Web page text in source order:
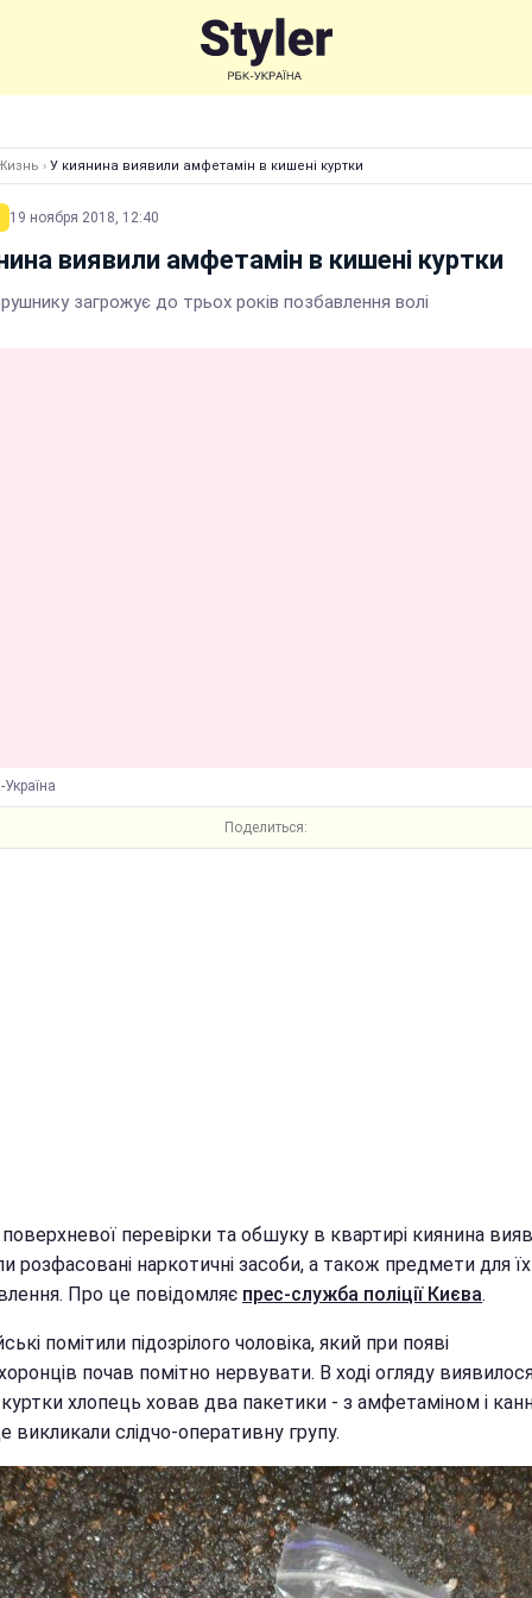
› У киянина виявили амфетамін в кишені куртки
19 ноября 2018, 12:40
виявили амфетамін в кишені куртки
загрожує до трьох років позбавлення волі
Поделиться:
поверхневої перевірки та обшуку в квартирі киянина
розфасовані наркотичні засоби, а також предмети для їх
Про це повідомляє прес-служба поліції Києва.
помітили підозрілого чоловіка, який при появі
почав помітно нервувати. В ході огляду
хлопець ховав два пакетики - з амфетаміном і
викликали слідчо-оперативну групу.